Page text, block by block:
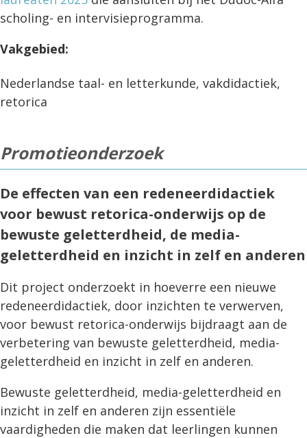
scholing- en intervisieprogramma.
Vakgebied:
Nederlandse taal- en letterkunde, vakdidactiek,
retorica
Promotieonderzoek
De effecten van een redeneerdidactiek
voor bewust retorica-onderwijs op de
bewuste geletterdheid, de media-
geletterdheid en inzicht in zelf en anderen
Dit project onderzoekt in hoeverre een nieuwe
redeneerdidactiek, door inzichten te verwerven,
voor bewust retorica-onderwijs bijdraagt aan de
verbetering van bewuste geletterdheid, media-
geletterdheid en inzicht in zelf en anderen.
Bewuste geletterdheid, media-geletterdheid en
inzicht in zelf en anderen zijn essentiële
vaardigheden die maken dat leerlingen kunnen